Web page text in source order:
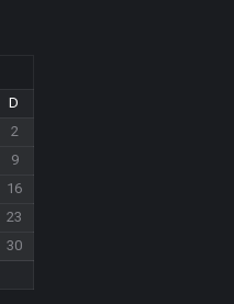
D
2
9
16
23
30